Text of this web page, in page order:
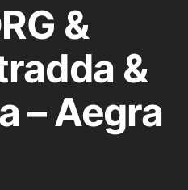
&
&
– Aegra